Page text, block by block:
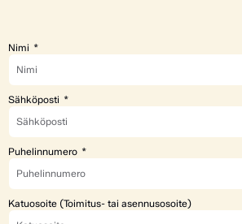
Nimi
Sähköposti
Puhelinnumero
Katuosoite (Toimitus- tai asennusosoite)